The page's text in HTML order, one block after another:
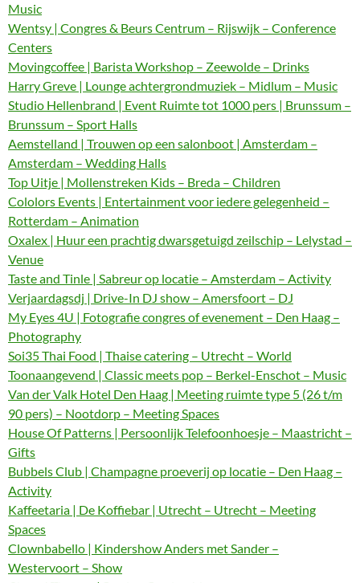
Music
Wentsy | Congres & Beurs Centrum – Rijswijk – Conference
Centers
Movingcoffee | Barista Workshop – Zeewolde – Drinks
Harry Greve | Lounge achtergrondmuziek – Midlum – Music
Studio Hellenbrand | Event Ruimte tot 1000 pers | Brunssum –
Brunssum – Sport Halls
Aemstelland | Trouwen op een salonboot | Amsterdam –
Amsterdam – Wedding Halls
Top Uitje | Mollenstreken Kids – Breda – Children
Cololors Events | Entertainment voor iedere gelegenheid –
Rotterdam – Animation
Oxalex | Huur een prachtig dwarsgetuigd zeilschip – Lelystad –
Venue
Taste and Tinle | Sabreur op locatie – Amsterdam – Activity
Verjaardagsdj | Drive-In DJ show – Amersfoort – DJ
My Eyes 4U | Fotografie congres of evenement – Den Haag –
Photography
Soi35 Thai Food | Thaise catering – Utrecht – World
Toonaangevend | Classic meets pop – Berkel-Enschot – Music
Van der Valk Hotel Den Haag | Meeting ruimte type 5 (26 t/m
90 pers) – Nootdorp – Meeting Spaces
House Of Patterns | Persoonlijk Telefoonhoesje – Maastricht –
Gifts
Bubbels Club | Champagne proeverij op locatie – Den Haag –
Activity
Kaffeetaria | De Koffiebar | Utrecht – Utrecht – Meeting
Spaces
Clownbabello | Kindershow Anders met Sander –
Westervoort – Show